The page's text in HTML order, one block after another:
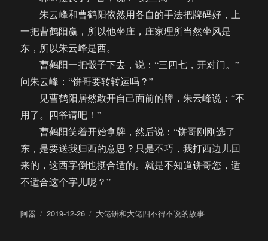
朱云峰和曹鹤阳依然用各自的手法把牌码好，上
一把曹鹤阳赢，所以他坐庄，庄家理所当然坐风是
东，所以朱云峰是西。
曹鹤阳一把骰子下去，说：“三四七，开对门。”
问朱云峰：“饼哥要转转运吗？”
见曹鹤阳居然敢开自己面前的牌，朱云峰说：“不
用了。四爷请吧！”
曹鹤阳笑着开始拿牌，然后说：“饼哥刚刚选了
东，是要送我归西的意思？只是不巧，我打西边儿回
来的，这西字倒也挺合适的。就是不知道饼哥您，适
不适合这个字儿呢？”
作
阿器
发
2019-12-26
分
大佬饼和大佬四不得不说的故事